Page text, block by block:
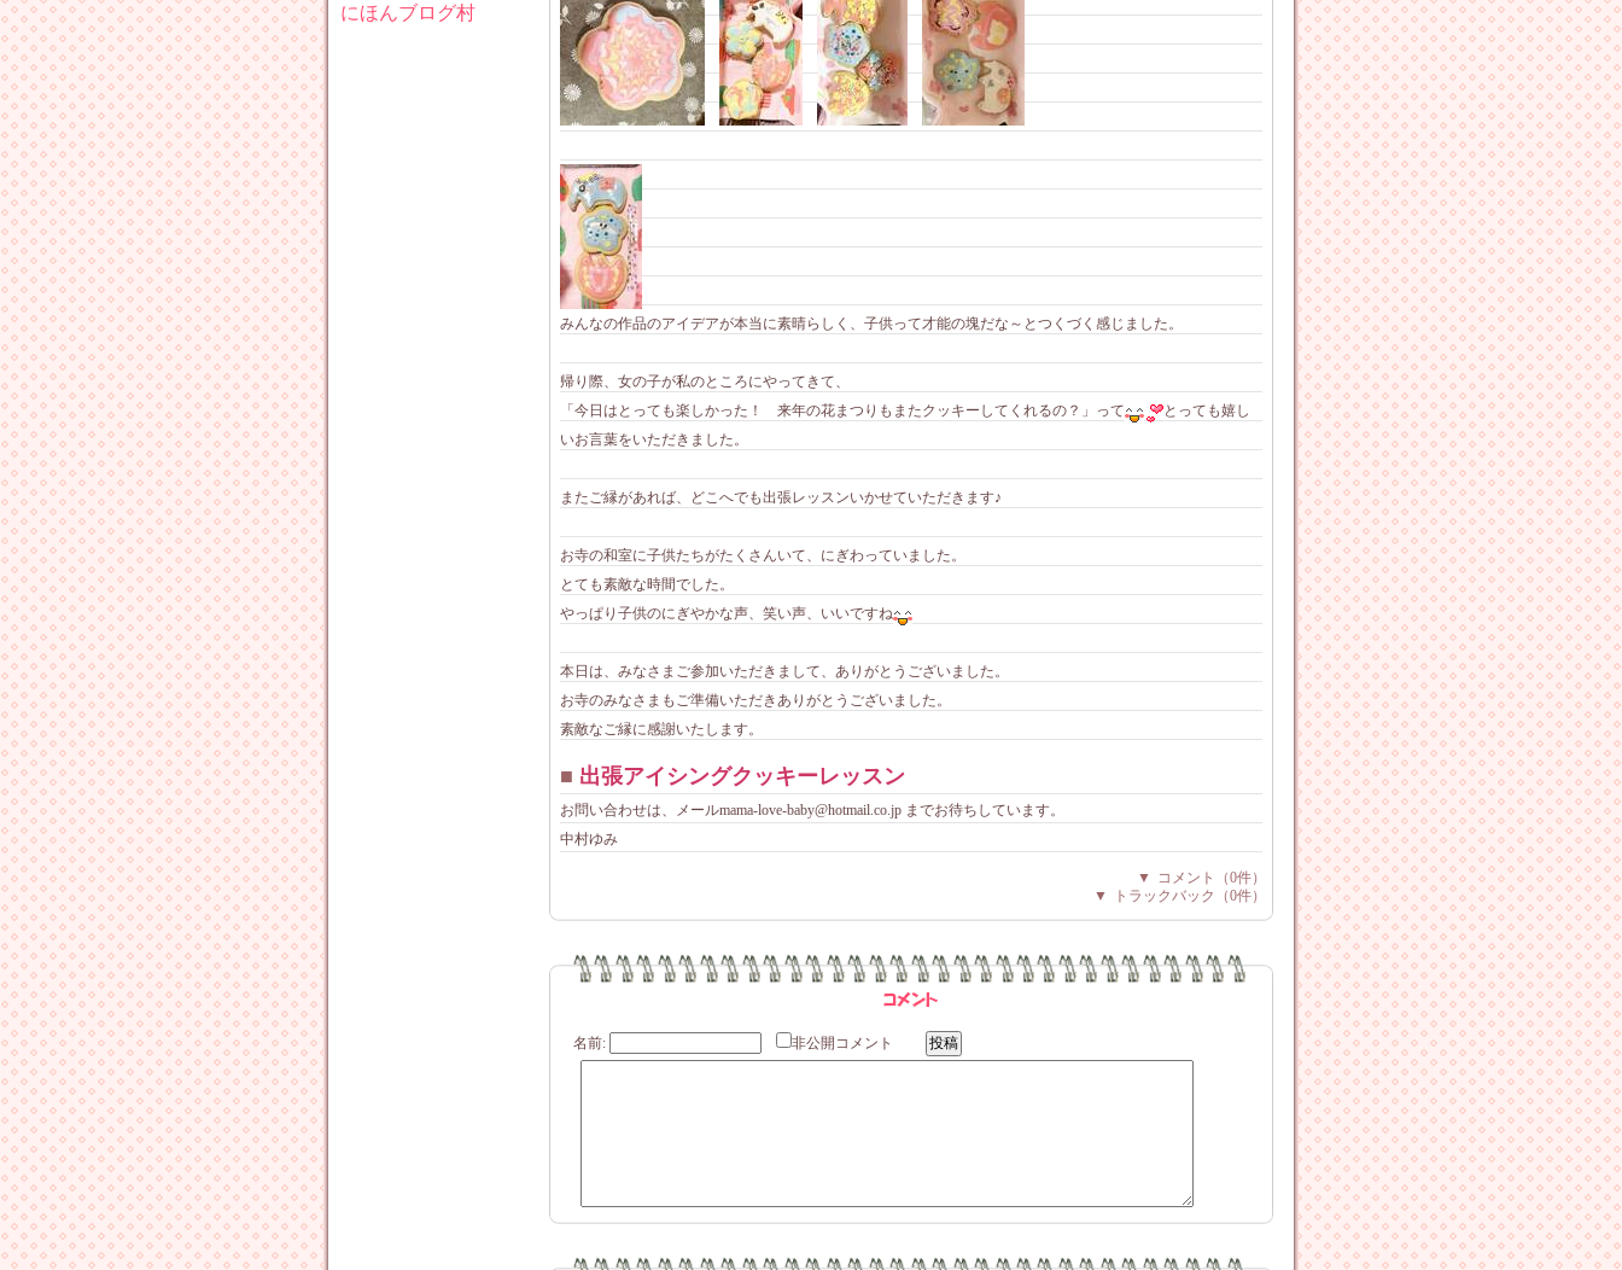
みんなの作品のアイデアが本当に素晴らしく、子供って才能の塊だな～とつくづく感じました。
帰り際、女の子が私のところにやってきて、
「今日はとっても楽しかった！ 来年の花まつりもまたクッキーしてくれるの？」って
とっても嬉し
いお言葉をいただきました。
またご縁があれば、どこへでも出張レッスンいかせていただきます♪
お寺の和室に子供たちがたくさんいて、にぎわっていました。
とても素敵な時間でした。
やっぱり子供のにぎやかな声、笑い声、いいですね
本日は、みなさまご参加いただきまして、ありがとうございました。
お寺のみなさまもご準備いただきありがとうございました。
素敵なご縁に感謝いたします。
■ 出張アイシングクッキーレッスン
お問い合わせは、メールmama-love-baby@hotmail.co.jp までお待ちしています。
中村ゆみ
▼ コメント （0件）
名前: 非公開コメント
▼ トラックバック （0件）
にほんブログ村